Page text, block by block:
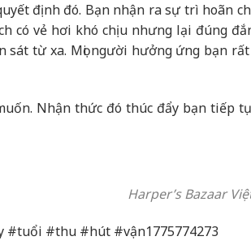
định đó. Bạn nhận ra sự trì hoãn
có vẻ hơi khó chịu nhưng lại đúng
sát từ xa. Mọi người hưởng ứng bạn
Nhận thức đó thúc đẩy bạn tiếp
Harper’s Bazaar
#tuổi #thu #hút #vận1775774273